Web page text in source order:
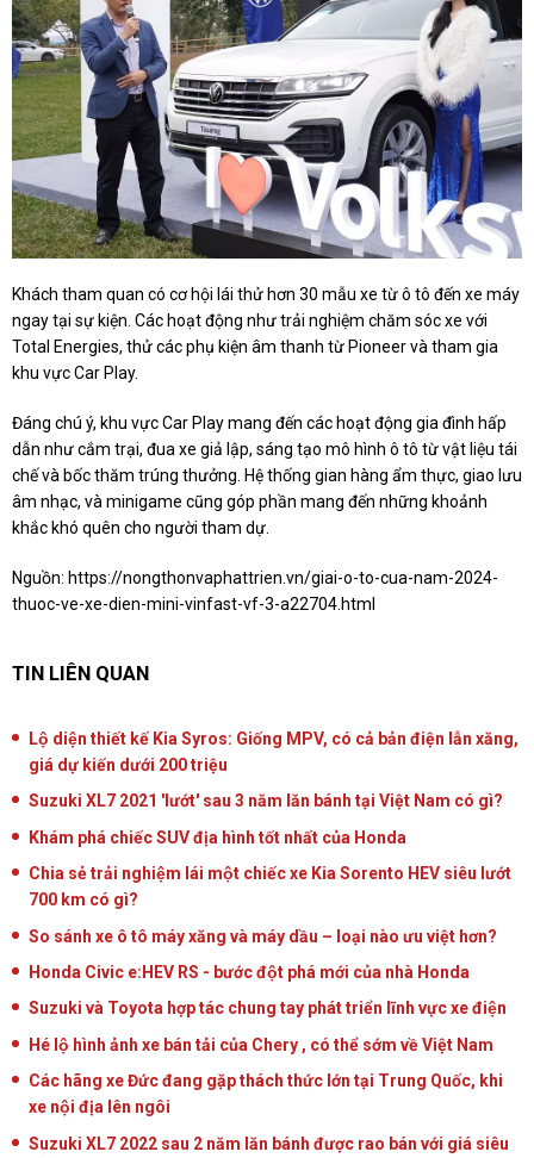
Khách tham quan có cơ hội lái thử hơn 30 mẫu xe từ ô tô đến xe máy
ngay tại sự kiện. Các hoạt động như trải nghiệm chăm sóc xe với
Total Energies, thử các phụ kiện âm thanh từ Pioneer và tham gia
khu vực Car Play.
Đáng chú ý, khu vực Car Play mang đến các hoạt động gia đình hấp
dẫn như cắm trại, đua xe giả lập, sáng tạo mô hình ô tô từ vật liệu tái
chế và bốc thăm trúng thưởng. Hệ thống gian hàng ẩm thực, giao lưu
âm nhạc, và minigame cũng góp phần mang đến những khoảnh
khắc khó quên cho người tham dự.
Nguồn: https://nongthonvaphattrien.vn/giai-o-to-cua-nam-2024-
thuoc-ve-xe-dien-mini-vinfast-vf-3-a22704.html
TIN LIÊN QUAN
Lộ diện thiết kế Kia Syros: Giống MPV, có cả bản điện lẫn xăng,
giá dự kiến dưới 200 triệu
Suzuki XL7 2021 'lướt' sau 3 năm lăn bánh tại Việt Nam có gì?
Khám phá chiếc SUV địa hình tốt nhất của Honda
Chia sẻ trải nghiệm lái một chiếc xe Kia Sorento HEV siêu lướt
700 km có gì?
So sánh xe ô tô máy xăng và máy dầu – loại nào ưu việt hơn?
Honda Civic e:HEV RS - bước đột phá mới của nhà Honda
Suzuki và Toyota hợp tác chung tay phát triển lĩnh vực xe điện
Hé lộ hình ảnh xe bán tải của Chery , có thể sớm về Việt Nam
Các hãng xe Đức đang gặp thách thức lớn tại Trung Quốc, khi
xe nội địa lên ngôi
Suzuki XL7 2022 sau 2 năm lăn bánh được rao bán với giá siêu